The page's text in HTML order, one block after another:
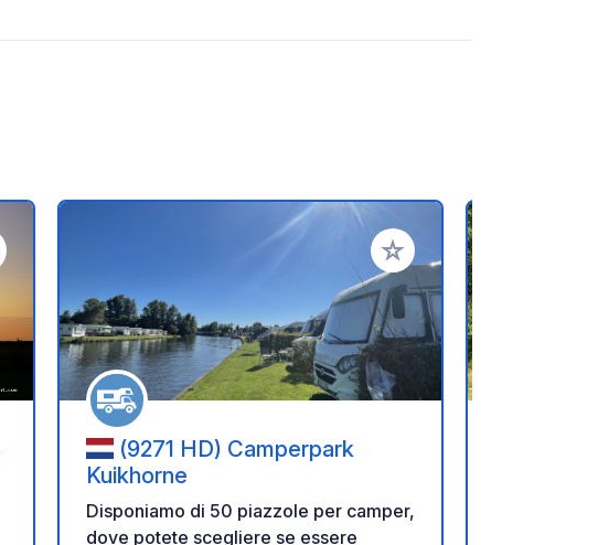
Aggiungi ai tuoi preferiti
(9271 HD) Camperpark
Kuikhorne
Disponiamo di 50 piazzole per camper,
dove potete scegliere se essere